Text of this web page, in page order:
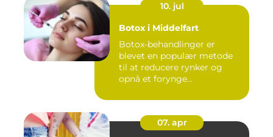
10. jul
Botox i Middelfart
Botox-behandlinger er
blevet en populær metode
til at reducere rynker og
opnå et forynge...
07. apr